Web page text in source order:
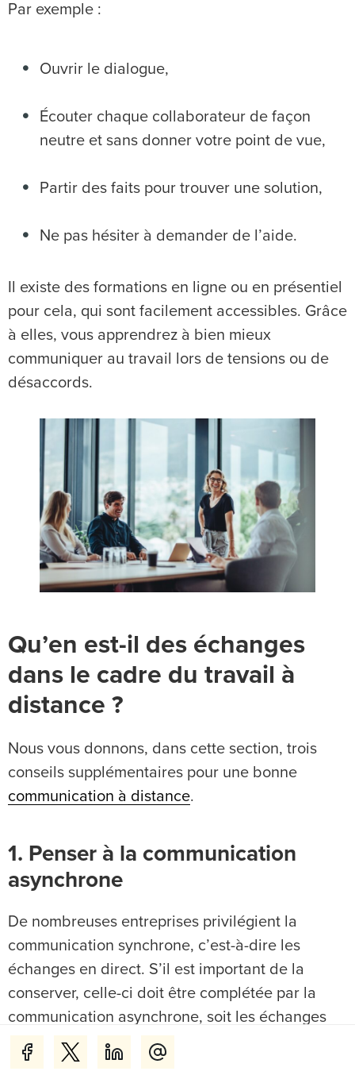
Par exemple :
Ouvrir le dialogue,
Écouter chaque collaborateur de façon
neutre et sans donner votre point de vue,
Partir des faits pour trouver une solution,
Ne pas hésiter à demander de l’aide.
Il existe des formations en ligne ou en présentiel
pour cela, qui sont facilement accessibles. Grâce
à elles, vous apprendrez à bien mieux
communiquer au travail lors de tensions ou de
désaccords.
Qu’en est-il des échanges
dans le cadre du travail à
distance ?
Nous vous donnons, dans cette section, trois
conseils supplémentaires pour une bonne
communication à distance.
1. Penser à la communication
asynchrone
De nombreuses entreprises privilégient la
communication synchrone, c’est-à-dire les
échanges en direct. S’il est important de la
conserver, celle-ci doit être complétée par la
communication asynchrone, soit les échanges
indirects.